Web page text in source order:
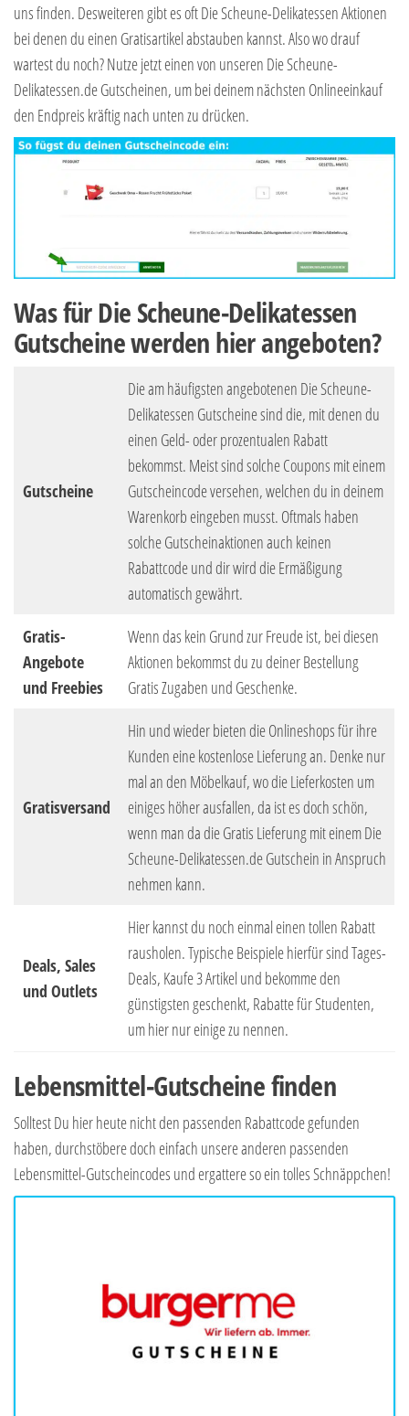
uns finden. Desweiteren gibt es oft Die Scheune-Delikatessen Aktionen
bei denen du einen Gratisartikel abstauben kannst. Also wo drauf
wartest du noch? Nutze jetzt einen von unseren Die Scheune-
Delikatessen.de Gutscheinen, um bei deinem nächsten Onlineeinkauf
den Endpreis kräftig nach unten zu drücken.
Was für Die Scheune-Delikatessen
Gutscheine werden hier angeboten?
Gutscheine
Die am häufigsten angebotenen Die Scheune-
Delikatessen Gutscheine sind die, mit denen du
einen Geld- oder prozentualen Rabatt
bekommst. Meist sind solche Coupons mit einem
Gutscheincode versehen, welchen du in deinem
Warenkorb eingeben musst. Oftmals haben
solche Gutscheinaktionen auch keinen
Rabattcode und dir wird die Ermäßigung
automatisch gewährt.
Gratis-
Angebote
und Freebies
Wenn das kein Grund zur Freude ist, bei diesen
Aktionen bekommst du zu deiner Bestellung
Gratis Zugaben und Geschenke.
Gratisversand
Hin und wieder bieten die Onlineshops für ihre
Kunden eine kostenlose Lieferung an. Denke nur
mal an den Möbelkauf, wo die Lieferkosten um
einiges höher ausfallen, da ist es doch schön,
wenn man da die Gratis Lieferung mit einem Die
Scheune-Delikatessen.de Gutschein in Anspruch
nehmen kann.
Deals, Sales
und Outlets
Hier kannst du noch einmal einen tollen Rabatt
rausholen. Typische Beispiele hierfür sind Tages-
Deals, Kaufe 3 Artikel und bekomme den
günstigsten geschenkt, Rabatte für Studenten,
um hier nur einige zu nennen.
Lebensmittel-Gutscheine finden
Solltest Du hier heute nicht den passenden Rabattcode gefunden
haben, durchstöbere doch einfach unsere anderen passenden
Lebensmittel-Gutscheincodes und ergattere so ein tolles Schnäppchen!